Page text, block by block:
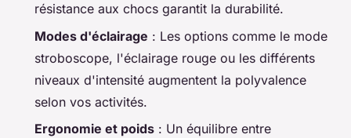
résistance aux chocs garantit la durabilité.
Modes d'éclairage : Les options comme le mode
stroboscope, l'éclairage rouge ou les différents
niveaux d'intensité augmentent la polyvalence
selon vos activités.
Ergonomie et poids : Un équilibre entre